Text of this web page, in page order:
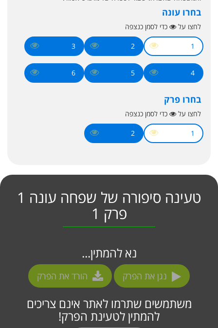
בחרו עונה
לחצו על כדי לסמן כנצפה
1
2
3
4
5
6
בחרו פרק
לחצו על כדי לסמן כנצפה
1
2
טעינה סיפורה של שפחה עונה 1
פרק 1
נא להמתין...
נגן את הפרק הורד את הפרק
משתמשים שתרמו לאתר אינם צריכים
להמתין לטעינת הפרק!